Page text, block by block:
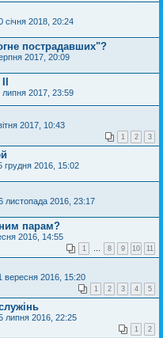
січня 2018, 20:24
пострадавших"?
2017, 20:09
липня 2017, 23:59
2017, 10:43
1 2 3
грудня 2016, 15:02
листопада 2016, 23:17
парам?
2016, 14:55
1 8 9 10 11
вересня 2016, 15:20
1 2 3 4 5
липня 2016, 22:25
1 2